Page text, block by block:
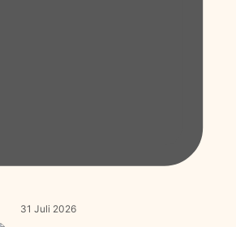
31 Juli 2026